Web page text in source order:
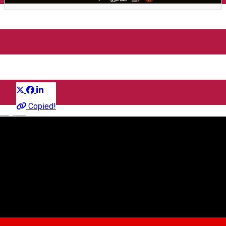
English
Sibiu: Catan Event 2026
Copied!
Comunitate